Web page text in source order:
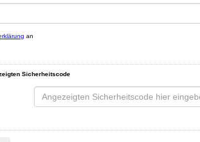
an
Sicherheitscode